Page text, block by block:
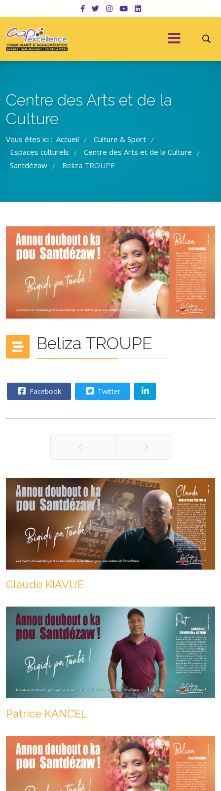
Centre des Arts et de la
Culture
Vous êtes ici : Accueil / Culture & Sport /
Espaces culturels / Centre des Arts et de la Culture /
Santdézaw / Beliza TROUPE
Beliza TROUPE
Facebook Twitter
Claude KIAVUE
Patrice KANCEL